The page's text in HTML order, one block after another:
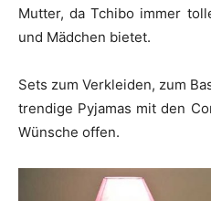
Mutter, da Tchibo immer
und Mädchen bietet.
Sets zum Verkleiden, zum
trendige Pyjamas mit den
Wünsche offen.